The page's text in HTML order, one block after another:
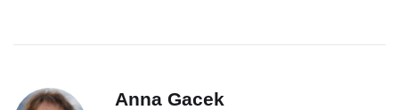
Anna Gacek